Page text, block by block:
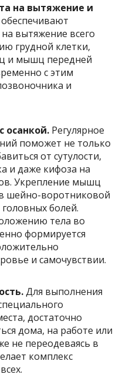
на вытяжение и
вытяжение всего
грудной клетки,
и мышц передней
с этим
и
осанкой. Регулярное
поможет не только
от сутулости,
и даже кифоза на
Укрепление мышц
шейно-воротниковой
болей.
тела во
формируется
и самочувствии.
Для выполнения
достаточно
дома, на работе или
не переодеваясь в
комплекс